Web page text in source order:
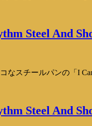
Steel And
なスチールパンの「I
Steel And